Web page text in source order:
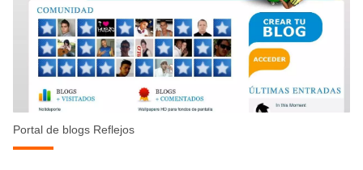
Portal de blogs Reflejos